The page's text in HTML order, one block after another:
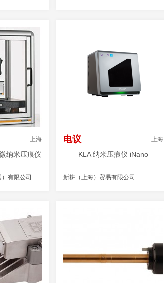
上海
纳米压痕仪
有限公司
电议 上海
KLA 纳米压痕仪 iNano
新耕（上海）贸易有限公司